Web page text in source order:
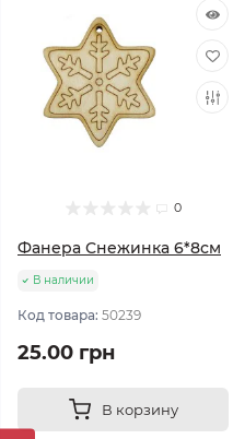
0
Фанера Снежинка 6*8см
В наличии
Код товара: 50239
25.00 грн
В корзину